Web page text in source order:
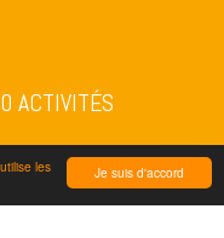
Je suis d'accord
les
ACTIVITÉS